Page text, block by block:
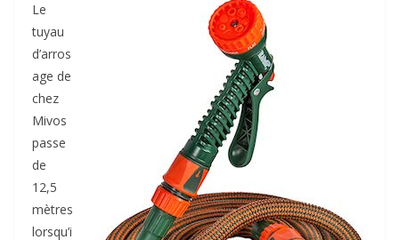
Le
tuyau
d’arros
age de
chez
Mivos
passe
de
12,5
mètres
lorsqu’i